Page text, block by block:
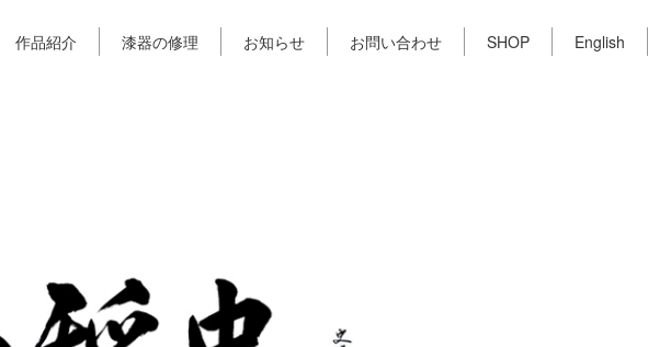
作品紹介 漆器の修理 お知らせ お問い合わせ SHOP English